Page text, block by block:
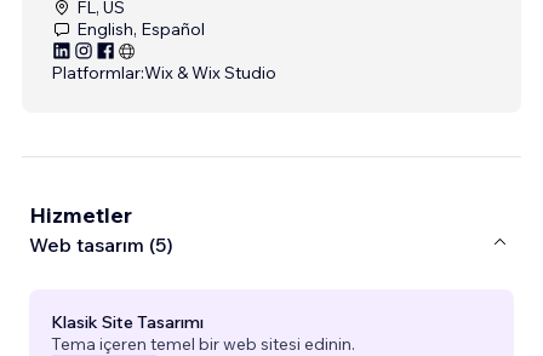
FL, US
English, Español
Platformlar:Wix & Wix Studio
Hizmetler
Web tasarım (5)
Klasik Site Tasarımı
Tema içeren temel bir web sitesi edinin.